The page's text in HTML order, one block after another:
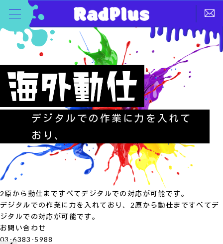
デジタルでの作業に力を入れて
おり、
2原から動仕まですべてデジタルでの対応が可能です。
デジタルでの作業に力を入れており、2原から動仕まですべてデ
ジタルでの対応が可能です。
お問い合わせ
03-6383-5988